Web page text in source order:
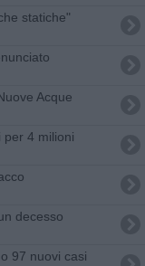
statiche"
Acque
per 4 milioni
decesso
97 nuovi casi